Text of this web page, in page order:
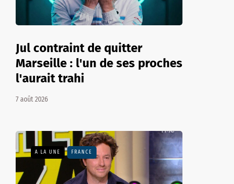
Jul contraint de quitter
Marseille : l'un de ses proches
l'aurait trahi
7 août 2026
A LA UNE FRANCE